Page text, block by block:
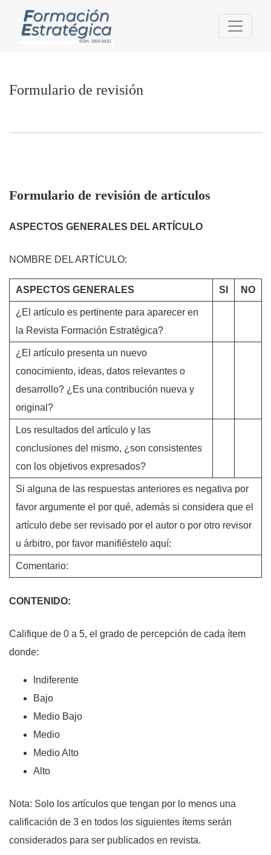
Formulario de revisión
Formulario de revisión
Formulario de revisión de artículos
ASPECTOS GENERALES DEL ARTÍCULO
NOMBRE DEL ARTÍCULO:
ASPECTOS GENERALES SI NO
¿El artículo es pertinente para aparecer en
la Revista Formación Estratégica?
¿El artículo presenta un nuevo
conocimiento, ideas, datos relevantes o
desarrollo? ¿Es una contribución nueva y
original?
Los resultados del artículo y las
conclusiones del mismo, ¿son consistentes
con los objetivos expresados?
Si alguna de las respuestas anteriores es negativa por
favor argumente el por qué, además si considera que el
artículo debe ser revisado por el autor o por otro revisor
u árbitro, por favor manifiéstelo aquí:
Comentario:
CONTENIDO:
Califique de 0 a 5, el grado de percepción de cada ítem
donde:
Indiferente
Bajo
Medio Bajo
Medio
Medio Alto
Alto
Nota: Solo los artículos que tengan por lo menos una
calificación de 3 en todos los siguientes ítems serán
considerados para ser publicados en revista.